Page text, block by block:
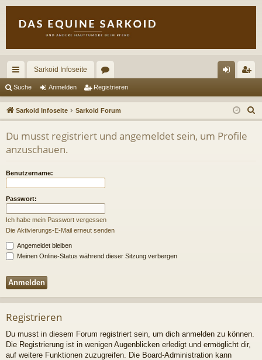
ch
ne
llz
ug
Sarkoid Infoseite
or
en m
el
de
ist
rie
re
Suche Anmelden Registrieren
Sarkoid Infoseite Sarkoid Forum
u
Du musst registriert und angemeldet sein, um Profile
anzuschauen.
Benutzername:
Passwort:
Ich habe mein Passwort vergessen
Die Aktivierungs-E-Mail erneut senden
Angemeldet bleiben
Meinen Online-Status während dieser Sitzung verbergen
Registrieren
Du musst in diesem Forum registriert sein, um dich anmelden zu können.
Die Registrierung ist in wenigen Augenblicken erledigt und ermöglicht dir,
auf weitere Funktionen zuzugreifen. Die Board-Administration kann